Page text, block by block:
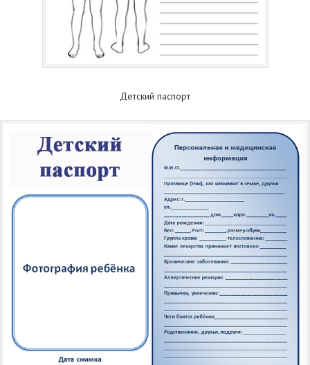
Детский паспорт